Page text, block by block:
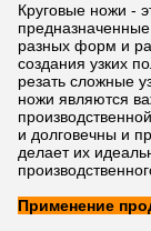
Круговые ножи -
разных форм и
создания узких
резать сложные
ножи являются
и долговечны и
делает их
Применение